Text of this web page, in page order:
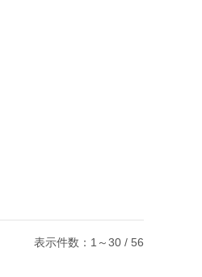
表示件数：1～30 / 56